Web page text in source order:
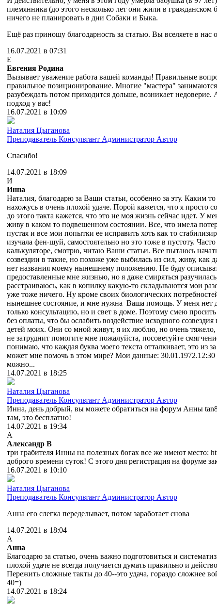
племянника (до этого несколько лет они жили в гражданском
ничего не планировать в дни Собаки и Быка.
Ещё раз приношу благодарность за статью. Вы вселяете в
16.07.2021 в 07:31
Е
Евгения Родина
Вызывает уважение работа вашей команды! Правильные
правильное позиционирование. Многие "мастера"
разубеждать потом приходится дольше, возникает
подход у вас!
16.07.2021 в 10:09
Наталия Цыганова
Преподаватель Консультант Администратор Автор
Спасибо!
14.07.2021 в 18:09
И
Инна
Наталия, благодарю за Ваши статьи, особенно за эту. Каким
нахожусь в очень плохой удаче. Порой кажется, что я просто
до этого такта кажется, что это не моя жизнь сейчас идет. У
живу в каком то подвешенном состоянии. Все, что имела
пустая и все мои попытки ее исправить хоть как то
изучала фен-шуй, самостоятельно но это тоже в пустоту.
калькуляторе, смотрю, читаю Ваши статьи. Все пытаюсь
созвездии в такие, но похоже уже выбилась из сил, живу, как
нет названия моему нынешнему положению. Не буду
предоставленные мне жизнью, но я даже смиряться
расстраиваюсь, как в копилку какую-то складываются мои
уже тоже ничего. Ну кроме своих биологических
нынешнее состояние, и мне нужна Ваша помощь. У меня нет
только консультацию, но и свет в доме. Поэтому смею
без оплаты, что бы ослабить воздействие исходного созвездия
детей моих. Они со мной живут, я их люблю, но очень
не затруднит помогите мне пожалуйста, посоветуйте
понимаю, что каждая буква моего текста отталкивает, это из
может мне помочь в этом мире? Мои данные:
можно...
14.07.2021 в 18:25
Наталия Цыганова
Преподаватель Консультант Администратор Автор
Инна, день добрый, вы можете обратиться на форум Анны
там, это бесплатно!
14.07.2021 в 19:34
А
Александр В
три грабителя Инны на полезных богах все же имеют место:
доброго времени суток! С этого дня регистрация на форуме
16.07.2021 в 10:10
Наталия Цыганова
Преподаватель Консультант Администратор Автор
Анна его слегка переделывает, потом заработает снова
14.07.2021 в 18:04
А
Анна
Благодарю за статью, очень важно подготовиться и
плохой удаче не всегда получается думать правильно и
Пережить сложные такты до 40--это удача, гораздо сложнее
40=)
14.07.2021 в 18:24